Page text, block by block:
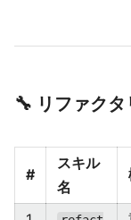
🔧 リファク
#
スキル
名